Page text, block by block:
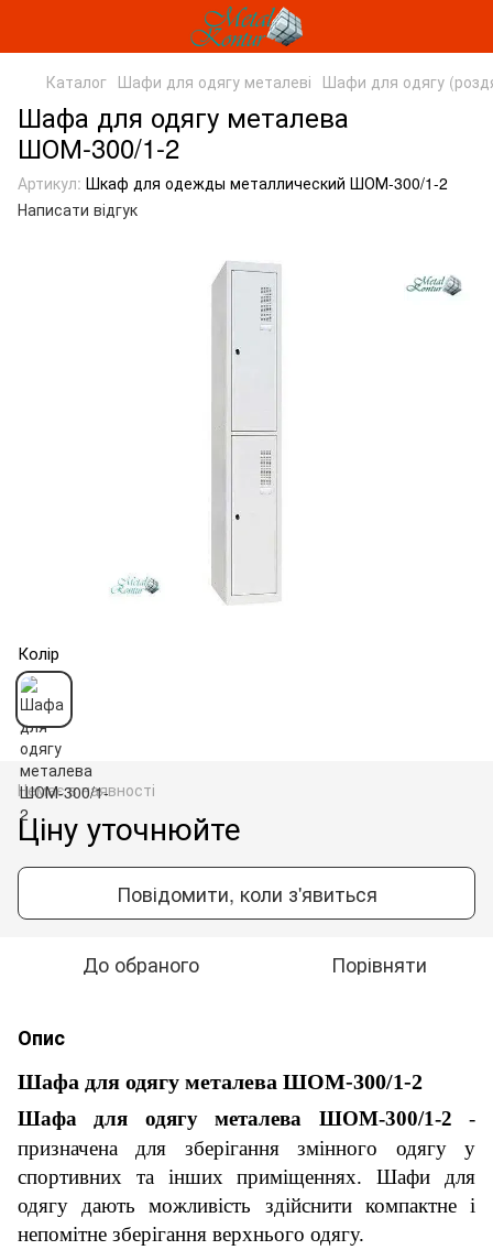
Каталог Шафи для одягу металеві Шафи для одягу
Шафа для одягу металева
ШОМ-300/1-2
Артикул: Шкаф для одежды металлический ШОМ-300/1-2
Написати відгук
Колір
Немає в наявності
Ціну уточнюйте
Повідомити, коли з'явиться
До обраного Порівняти
Опис
Шафа для одягу металева ШОМ-300/1-2
Шафа для одягу металева ШОМ-300/1-2
-
призначена для зберігання змінного одягу у
спортивних та інших приміщеннях. Шафи для
одягу дають можливість здійснити компактне і
непомітне зберігання верхнього одягу.